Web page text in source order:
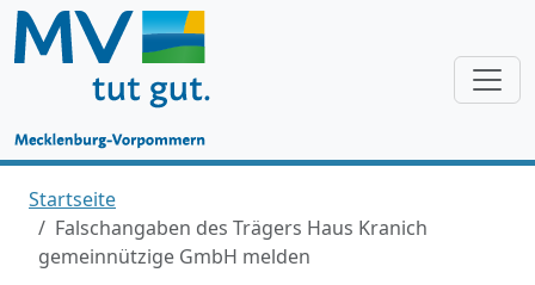
Startseite
Falschangaben des Trägers Haus Kranich
gemeinnützige GmbH melden